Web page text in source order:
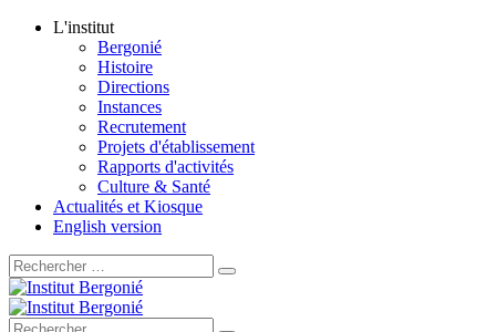
L'institut
Bergonié
Histoire
Directions
Instances
Recrutement
Projets d'établissement
Rapports d'activités
Culture & Santé
Actualités et Kiosque
English version
Rechercher :
Rechercher :